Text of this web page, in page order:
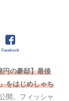
Facebook
円の豪邸】最後
をはじめしゃち
開。フィッシャ